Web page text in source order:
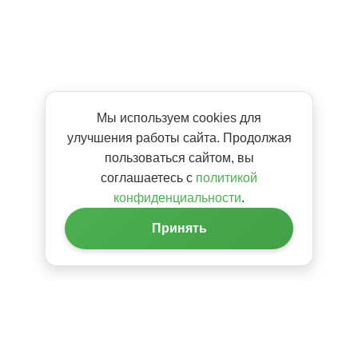
Мы используем cookies для
улучшения работы сайта. Продолжая
пользоваться сайтом, вы
соглашаетесь с политикой
конфиденциальности.
Принять